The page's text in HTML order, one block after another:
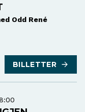
Odd René
BILLETTER